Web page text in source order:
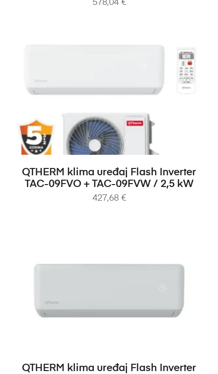
578,04 €
DODAJ U KOŠARICU
QTHERM klima uređaj Flash Inverter
TAC-09FVO + TAC-09FVW / 2,5 kW
427,68 €
DODAJ U KOŠARICU
QTHERM klima uređaj Flash Inverter